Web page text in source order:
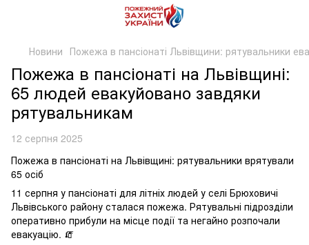
Новини Пожежа в пансіонаті Львівщини: рятувальники
Пожежа в пансіонаті на Львівщині:
65 людей евакуйовано завдяки
рятувальникам
12 серпня 2025
Пожежа в пансіонаті на Львівщині: рятувальники врятували
65 осіб
11 серпня у пансіонаті для літніх людей у селі Брюховичі
Львівського району сталася пожежа. Рятувальні підрозділи
оперативно прибули на місце події та негайно розпочали
евакуацію. 🧯